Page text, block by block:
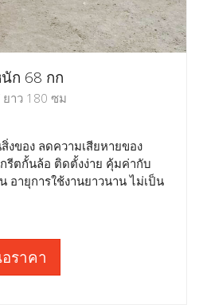
นัก 68 กก
าว 180 ซม
ของ ลดความเสียหายของ
รีตกั้นล้อ ติดตั้งง่าย คุ้มค่ากับ
อายุการใช้งานยาวนาน ไม่เป็น
ราคา